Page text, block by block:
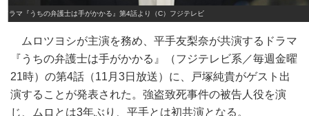
ドラマ『うちの弁護士は手がかかる』第4話より（C）フジテレビ
ムロツヨシが主演を務め、平手友梨奈が共演するドラマ
『うちの弁護士は手がかかる』（フジテレビ系／毎週金曜
21時）の第4話（11月3日放送）に、戸塚純貴がゲスト出
演することが発表された。強盗致死事件の被告人役を演
じ、ムロとは3年ぶり、平手とは初共演となる。